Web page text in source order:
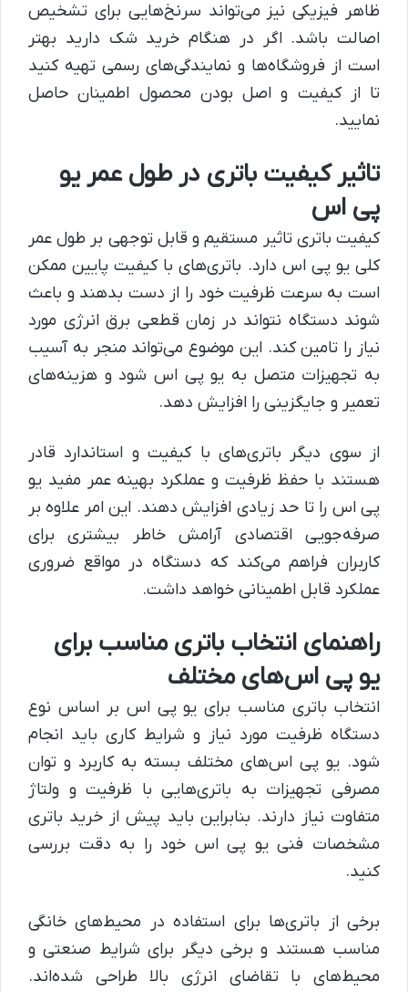
ظاهر فیزیکی نیز می‌تواند سرنخ‌هایی برای تشخیص
اصالت باشد. اگر در هنگام خرید شک دارید بهتر
است از فروشگاه‌ها و نمایندگی‌های رسمی تهیه کنید
تا از کیفیت و اصل بودن محصول اطمینان حاصل
نمایید.
تاثیر کیفیت باتری در طول عمر یو
پی اس
کیفیت باتری تاثیر مستقیم و قابل توجهی بر طول عمر
کلی یو پی اس دارد. باتری‌های با کیفیت پایین ممکن
است به سرعت ظرفیت خود را از دست بدهند و باعث
شوند دستگاه نتواند در زمان قطعی برق انرژی مورد
نیاز را تامین کند. این موضوع می‌تواند منجر به آسیب
به تجهیزات متصل به یو پی اس شود و هزینه‌های
تعمیر و جایگزینی را افزایش دهد.
از سوی دیگر باتری‌های با کیفیت و استاندارد قادر
هستند با حفظ ظرفیت و عملکرد بهینه عمر مفید یو
پی اس را تا حد زیادی افزایش دهند. این امر علاوه بر
صرفه‌جویی اقتصادی آرامش خاطر بیشتری برای
کاربران فراهم می‌کند که دستگاه در مواقع ضروری
عملکرد قابل اطمینانی خواهد داشت.
راهنمای انتخاب باتری مناسب برای
یو پی اس‌های مختلف
انتخاب باتری مناسب برای یو پی اس بر اساس نوع
دستگاه ظرفیت مورد نیاز و شرایط کاری باید انجام
شود. یو پی اس‌های مختلف بسته به کاربرد و توان
مصرفی تجهیزات به باتری‌هایی با ظرفیت و ولتاژ
متفاوت نیاز دارند. بنابراین باید پیش از خرید باتری
مشخصات فنی یو پی اس خود را به دقت بررسی
کنید.
برخی از باتری‌ها برای استفاده در محیط‌های خانگی
مناسب هستند و برخی دیگر برای شرایط صنعتی و
محیط‌های با تقاضای انرژی بالا طراحی شده‌اند.